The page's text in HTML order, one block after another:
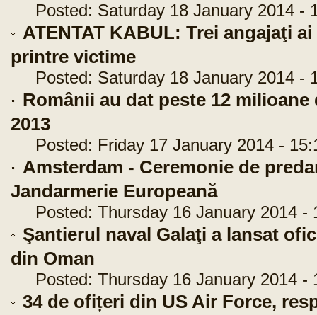
Posted: Saturday 18 January 2014 -
ATENTAT KABUL: Trei angajaţi
printre victime
Posted: Saturday 18 January 2014 -
Românii au dat peste 12
2013
Posted: Friday 17 January 2014 -
Amsterdam - Ceremonie de
Jandarmerie Europeană
Posted: Thursday 16 January 2014 -
Şantierul naval Galaţi a lansat
din Oman
Posted: Thursday 16 January 2014 -
34 de ofițeri din US Air Force,